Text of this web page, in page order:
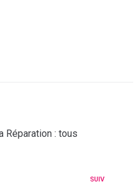
Réparation : tous
SUIV